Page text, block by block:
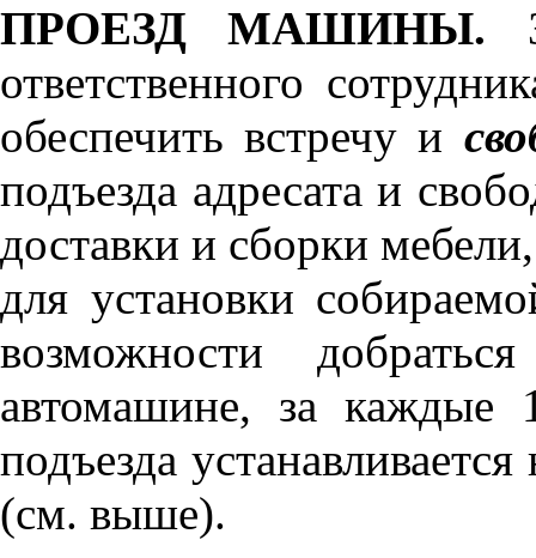
ПРОЕЗД МАШИНЫ.
ответственного
обеспечить встречу и
подъезда адресата и
доставки и сборки
для установки
возможности
автомашине, за каждые
подъезда
(см. выше).